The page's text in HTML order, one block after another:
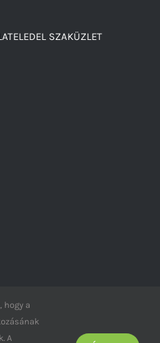
SZAKÜZLET
-2026
hogy a
A